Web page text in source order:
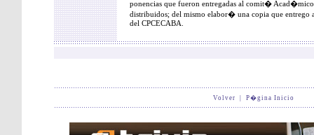
ponencias que fueron entregadas al comit�
distribuidos; del mismo elabor� una copia que entrego
del CPCECABA.
Volver P�gina Inicio